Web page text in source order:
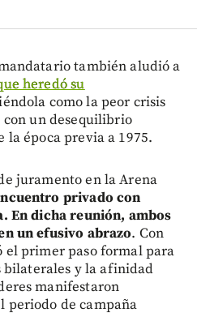
también aludió a
heredó su
como la peor crisis
un desequilibrio
época previa a 1975.
juramento en la Arena
privado con
En dicha reunión, ambos
un efusivo abrazo. Con
el primer paso formal para
bilaterales y la afinidad
manifestaron
periodo de campaña